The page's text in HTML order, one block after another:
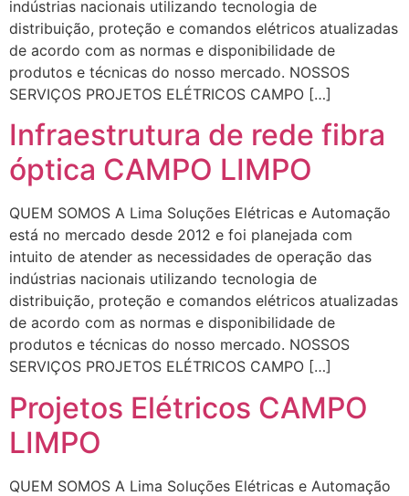
indústrias nacionais utilizando tecnologia de
distribuição, proteção e comandos elétricos atualizadas
de acordo com as normas e disponibilidade de
produtos e técnicas do nosso mercado. NOSSOS
SERVIÇOS PROJETOS ELÉTRICOS CAMPO […]
Infraestrutura de rede fibra
óptica CAMPO LIMPO
QUEM SOMOS A Lima Soluções Elétricas e Automação
está no mercado desde 2012 e foi planejada com
intuito de atender as necessidades de operação das
indústrias nacionais utilizando tecnologia de
distribuição, proteção e comandos elétricos atualizadas
de acordo com as normas e disponibilidade de
produtos e técnicas do nosso mercado. NOSSOS
SERVIÇOS PROJETOS ELÉTRICOS CAMPO […]
Projetos Elétricos CAMPO
LIMPO
QUEM SOMOS A Lima Soluções Elétricas e Automação